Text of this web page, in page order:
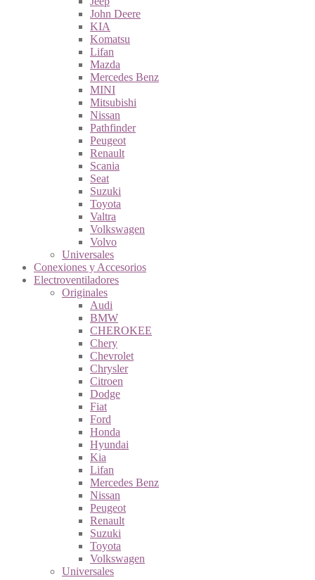
John Deere
KIA
Komatsu
Lifan
Mazda
Mercedes Benz
MINI
Mitsubishi
Nissan
Pathfinder
Peugeot
Renault
Scania
Seat
Suzuki
Toyota
Valtra
Volkswagen
Volvo
Universales
Conexiones y Accesorios
Electroventiladores
Originales
Audi
BMW
CHEROKEE
Chery
Chevrolet
Chrysler
Citroen
Dodge
Fiat
Ford
Honda
Hyundai
Kia
Lifan
Mercedes Benz
Nissan
Peugeot
Renault
Suzuki
Toyota
Volkswagen
Universales